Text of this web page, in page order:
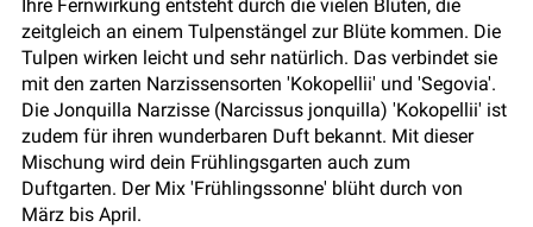
Ihre Fernwirkung entsteht durch die vielen Blüten, die
zeitgleich an einem Tulpenstängel zur Blüte kommen. Die
Tulpen wirken leicht und sehr natürlich. Das verbindet sie
mit den zarten Narzissensorten 'Kokopellii' und 'Segovia'.
Die Jonquilla Narzisse (Narcissus jonquilla) 'Kokopellii' ist
zudem für ihren wunderbaren Duft bekannt. Mit dieser
Mischung wird dein Frühlingsgarten auch zum
Duftgarten. Der Mix 'Frühlingssonne' blüht durch von
März bis April.